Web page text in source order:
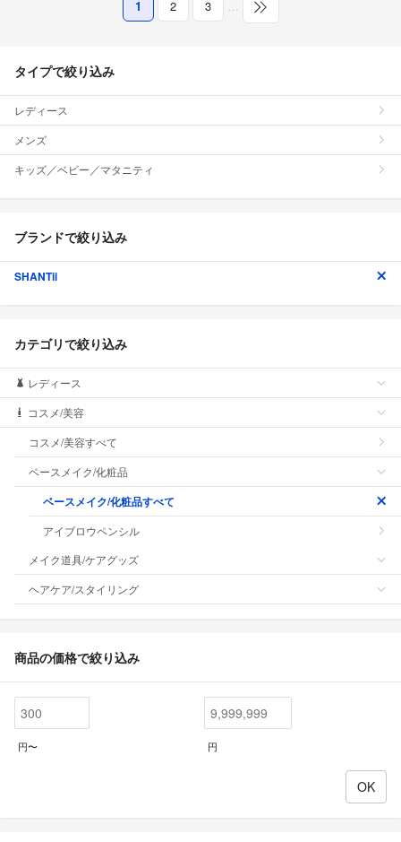
1 2 3 …
タイプで絞り込み
レディース
メンズ
キッズ／ベビー／マタニティ
ブランドで絞り込み
SHANTii
カテゴリで絞り込み
レディース
コスメ/美容
コスメ/美容すべて
ベースメイク/化粧品
ベースメイク/化粧品すべて
アイブロウペンシル
メイク道具/ケアグッズ
ヘアケア/スタイリング
商品の価格で絞り込み
円〜 円